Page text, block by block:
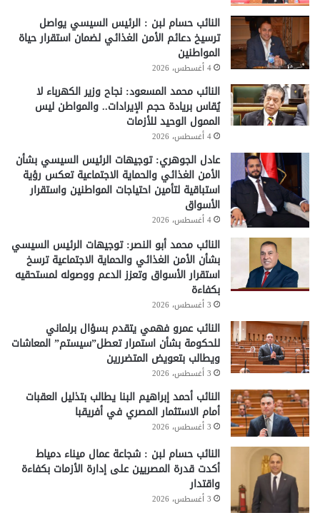
النائب حسام لبن : الرئيس السيسي يواصل
ترسيخ دعائم الأمن الغذائي لضمان استقرار حياة
المواطنين
4 أغسطس، 2026
النائب محمد المسعود: نجاح وزير الكهرباء لا
يُقاس بريادة حجم الإيرادات.. والمواطن ليس
الممول الوحيد للأزمات
4 أغسطس، 2026
عادل الجوهري: توجيهات الرئيس السيسي بشأن
الأمن الغذائي والحماية الاجتماعية تعكس رؤية
استباقية لتأمين احتياجات المواطنين واستقرار
الأسواق
4 أغسطس، 2026
النائب محمد أبو النصر: توجيهات الرئيس السيسي
بشأن الأمن الغذائي والحماية الاجتماعية ترسخ
استقرار الأسواق وتعزز الدعم ووصوله لمستحقيه
بكفاءة
3 أغسطس، 2026
النائب عمرو فهمي يتقدم بسؤال برلماني
للحكومة بشأن استمرار تعطل”سيستم” المعاشات
ويطالب بتعويض المتضررين
3 أغسطس، 2026
النائب أحمد إبراهيم البنا يطالب بتذليل العقبات
أمام الاستثمار المصري في أفريقبا
3 أغسطس، 2026
النائب حسام لبن : شجاعة عمال ميناء دمياط
أكدت قدرة المصريين على إدارة الأزمات بكفاءة
واقتدار
3 أغسطس، 2026